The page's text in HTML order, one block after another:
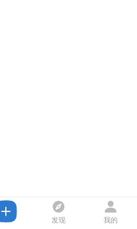
发现 我的